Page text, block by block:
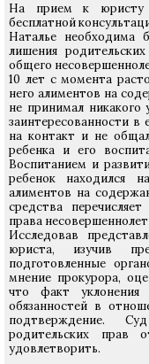
На прием к юристу
бесплатной
Наталье необходима
лишения
общего
10 лет с момента
него алиментов на
не принимал никакого
заинтересованности
на контакт и не
ребенка и его
Воспитанием и
ребенок находился
алиментов на
средства
права
Исследовав
юриста, изучив
подготовленные
мнение прокурора,
что факт уклонения
обязанностей в
подтверждение.
родительских прав
удовлетворить.